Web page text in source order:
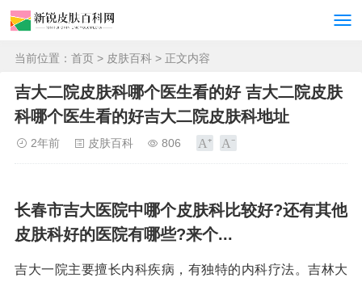
当前位置： 首页 > 皮肤百科 > 正文内容
吉大二院皮肤科哪个医生看的好 吉大二院皮肤
科哪个医生看的好吉大二院皮肤科地址
2年前 皮肤百科 806
长春市吉大医院中哪个皮肤科比较好?还有其他
皮肤科好的医院有哪些?来个...
吉大一院主要擅长内科疾病，有独特的内科疗法。吉林大